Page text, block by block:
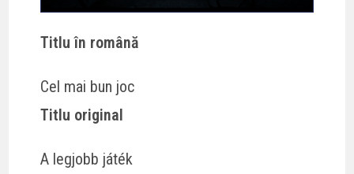
Titlu în română
Cel mai bun joc
Titlu original
A legjobb játék